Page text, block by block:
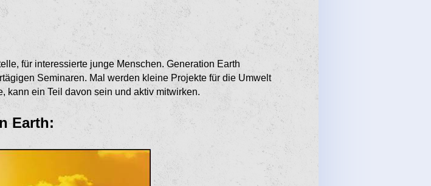
für interessierte junge Menschen. Generation Earth
Seminaren. Mal werden kleine Projekte für die Umwelt
kann ein Teil davon sein und aktiv mitwirken.
Earth: